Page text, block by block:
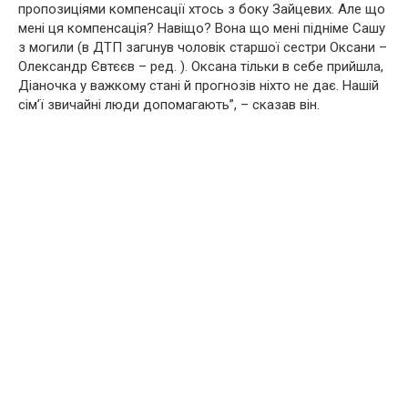
пропозиціями компенсації хтось з боку Зайцевих. Але що
мені ця компенсація? Навіщо? Вона що мені підніме Сашу
з мoгили (в ДTП зaгuнув чоловік старшої сестри Оксани –
Олександр Євтєєв – ред. ). Оксана тільки в себе прийшла,
Діаночка у важкому стані й прогнозів ніхто не дає. Нашій
сім’ї звичайні люди допомагають”, – сказав він.